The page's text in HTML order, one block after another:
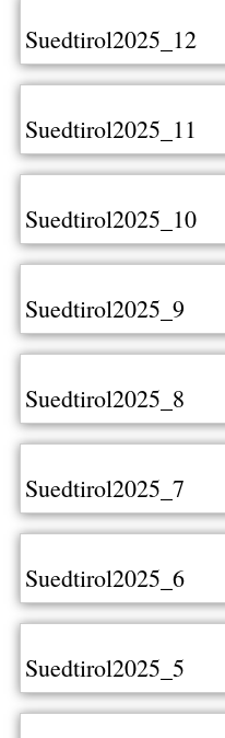
Suedtirol2025_12
Suedtirol2025_11
Suedtirol2025_10
Suedtirol2025_9
Suedtirol2025_8
Suedtirol2025_7
Suedtirol2025_6
Suedtirol2025_5